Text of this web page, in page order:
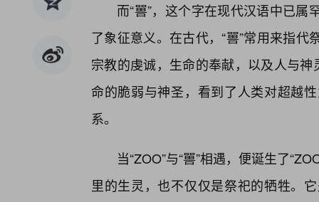
而“嘼”，这个字在现代汉语中已
了象征意义。在古代，“嘼”常用来指
宗教的虔诚，生命的奉献，以及人与
命的脆弱与神圣，看到了人类对超越
系。
当“ZOO”与“嘼”相遇，便诞生了
里的生灵，也不仅仅是祭祀的牺牲。